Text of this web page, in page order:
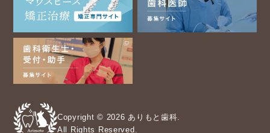
Copyright © 2026 ありもと歯科.
All Rights Reserved.